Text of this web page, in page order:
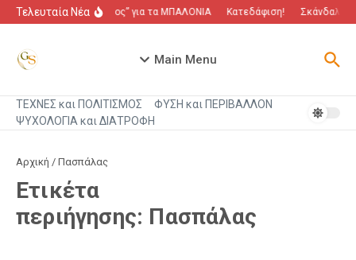
Μετάβαση στο περιεχόμενο
Τελευταία Νέα“Πόλεμος” για τα ΜΠΑΛΟΝΙΑ Κατεδάφιση! Σκάνδαλο
Main Menu
ΤΕΧΝΕΣ και ΠΟΛΙΤΙΣΜΟΣ
ΦΥΣΗ και ΠΕΡΙΒΑΛΛΟΝ
ΨΥΧΟΛΟΓΙΑ και ΔΙΑΤΡΟΦΗ
Αρχική / Πασπάλας
Ετικέτα
περιήγησης: Πασπάλας